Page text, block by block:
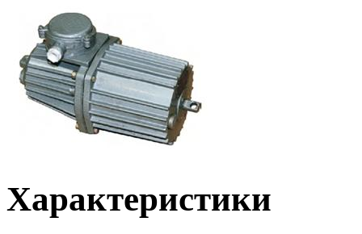
Характеристики